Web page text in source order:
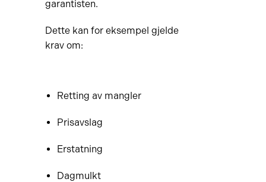
garantisten.
Dette kan for eksempel gjelde
krav om:
Retting av mangler
Prisavslag
Erstatning
Dagmulkt